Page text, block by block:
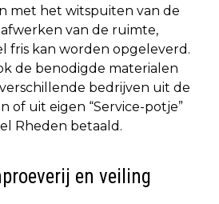
met het witspuiten van de
van de ruimte,
fris kan worden opgeleverd.
de benodigde materialen
bedrijven uit de
of uit eigen “Service-potje”
Rheden betaald.
en veiling